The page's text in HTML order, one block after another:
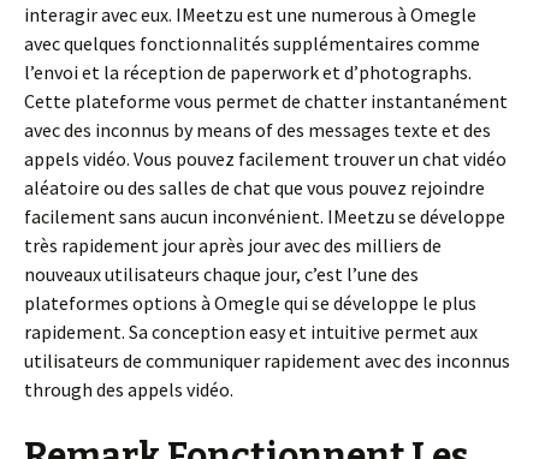
interagir avec eux. IMeetzu est une numerous à Omegle
avec quelques fonctionnalités supplémentaires comme
l’envoi et la réception de paperwork et d’photographs.
Cette plateforme vous permet de chatter instantanément
avec des inconnus by means of des messages texte et des
appels vidéo. Vous pouvez facilement trouver un chat vidéo
aléatoire ou des salles de chat que vous pouvez rejoindre
facilement sans aucun inconvénient. IMeetzu se développe
très rapidement jour après jour avec des milliers de
nouveaux utilisateurs chaque jour, c’est l’une des
plateformes options à Omegle qui se développe le plus
rapidement. Sa conception easy et intuitive permet aux
utilisateurs de communiquer rapidement avec des inconnus
through des appels vidéo.